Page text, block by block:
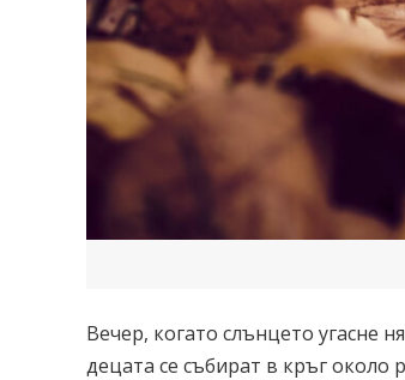
Вечер, когато слънцето угасне
децата се събират в кръг около